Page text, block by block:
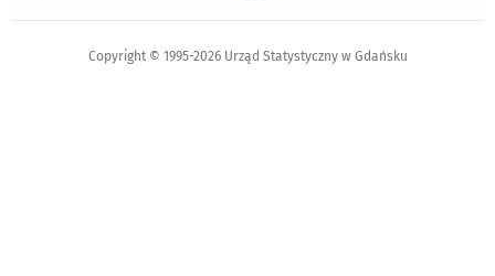
Copyright © 1995-2026 Urząd Statystyczny w Gdańsku